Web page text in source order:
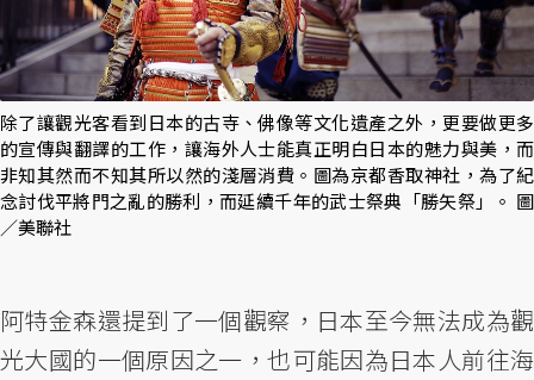
除了讓觀光客看到日本的古寺、佛像等文化遺產之外，更要做更多
的宣傳與翻譯的工作，讓海外人士能真正明白日本的魅力與美，而
非知其然而不知其所以然的淺層消費。圖為京都香取神社，為了紀
念討伐平將門之亂的勝利，而延續千年的武士祭典「勝矢祭」。 圖
／美聯社
阿特金森還提到了一個觀察，日本至今無法成為觀
光大國的一個原因之一，也可能因為日本人前往海